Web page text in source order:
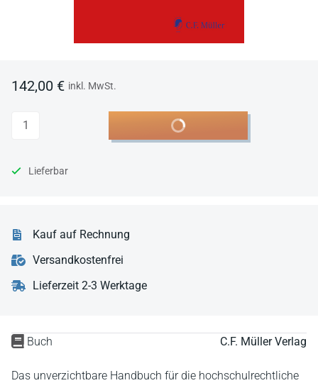
Buch C.F. Müller Verlag
Das unverzichtbare Handbuch für die hochschulrechtliche
142,00 € inkl. MwSt.
Anzahl In den Warenkorb
Lieferbar
Kauf auf Rechnung
Versandkostenfrei
Lieferzeit 2-3 Werktage